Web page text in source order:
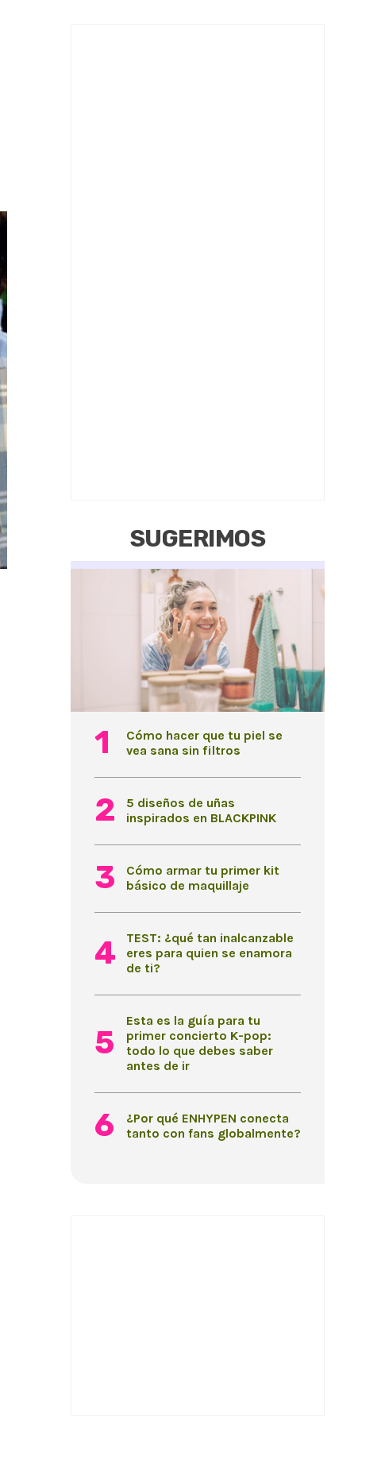
SUGERIMOS
Cómo hacer que tu piel se
vea sana sin filtros
5 diseños de uñas
inspirados en BLACKPINK
Cómo armar tu primer kit
básico de maquillaje
TEST: ¿qué tan inalcanzable
eres para quien se enamora
de ti?
Esta es la guía para tu
primer concierto K-pop:
todo lo que debes saber
antes de ir
¿Por qué ENHYPEN conecta
tanto con fans globalmente?